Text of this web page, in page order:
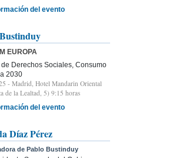
del evento
EUROPA
de Derechos Sociales, Consumo
2030
- Madrid, Hotel Mandarin Oriental
de la Lealtad, 5) 9:15 horas
del evento
Díaz Pérez
de Pablo Bustinduy